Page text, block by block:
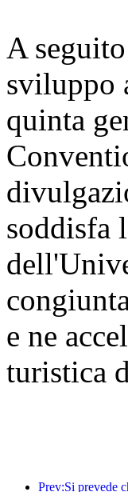
A
sviluppo
quinta
soddisfa
e ne
turistica